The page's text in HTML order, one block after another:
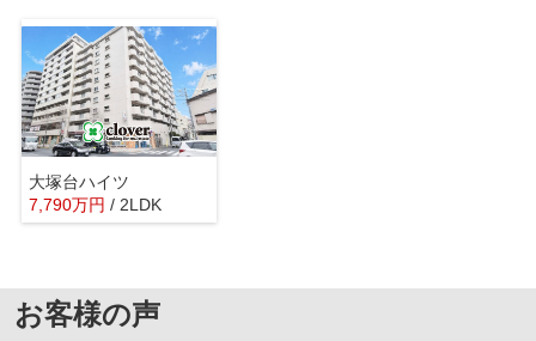
大塚台ハイツ
7,790万円 / 2LDK
お客様の声